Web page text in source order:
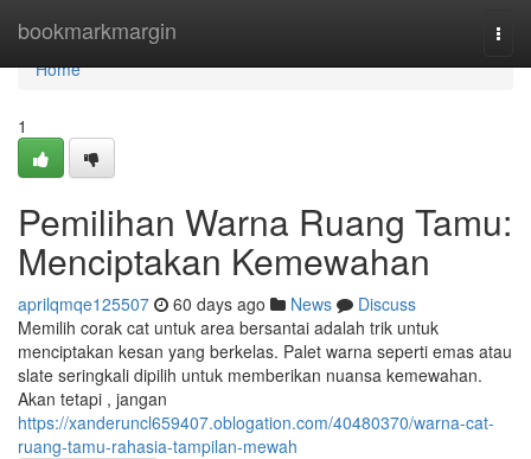
bookmarkmargin
Home
Home
1
Pemilihan Warna Ruang Tamu:
Menciptakan Kemewahan
aprilqmqe125507 60 days ago News
Discuss
Memilih corak cat untuk area bersantai adalah trik untuk
menciptakan kesan yang berkelas. Palet warna seperti emas atau
slate seringkali dipilih untuk memberikan nuansa kemewahan.
Akan tetapi , jangan
https://xanderuncl659407.oblogation.com/40480370/warna-cat-
ruang-tamu-rahasia-tampilan-mewah